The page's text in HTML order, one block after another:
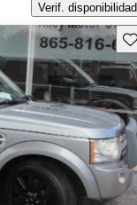
Verif. disponibilidad